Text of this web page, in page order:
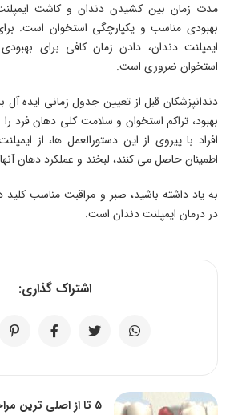
مدت زمان بین کشیدن دندان و کاشت
بهبودی مناسب و یکپارچگی استخوان است.
ایمپلنت دندان، دادن زمان کافی برای
استخوان ضروری است.
دندانپزشکان قبل از تعیین جدول زمانی ایده آل
بهبود، تراکم استخوان و سلامت کلی دهان فرد
افراد با پیروی از این دستورالعمل ها، از
اطمینان حاصل می کنند، لبخند و عملکرد دهان آنها
به یاد داشته باشید، صبر و مراقبت مناسب کلید
در درمان ایمپلنت دندان است.
اشتراک گذاری:
۵ تا از اصلی ترین